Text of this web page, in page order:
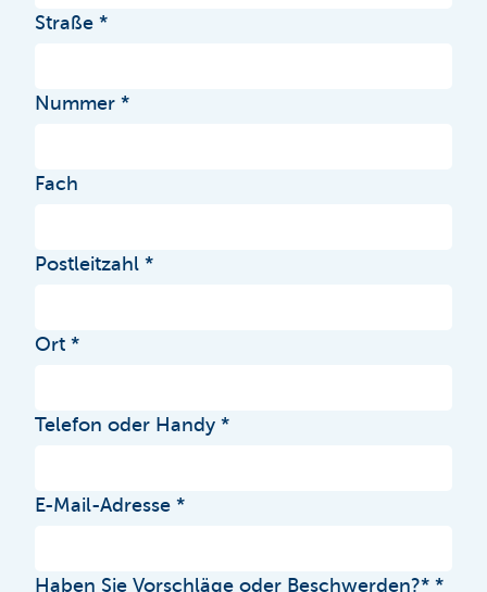
Straße
Nummer
Fach
Postleitzahl
Ort
Telefon oder Handy
E-Mail-Adresse
Haben Sie Vorschläge oder Beschwerden?*